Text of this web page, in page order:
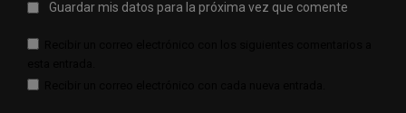
Guardar mis datos para la próxima vez que comente